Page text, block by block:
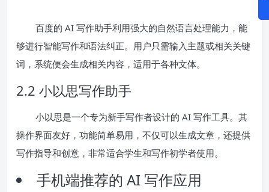
百度的 AI 写作助手利用强大的自然语言处理能力，能
够进行智能写作和语法纠正。用户只需输入主题或相关关键
词，系统便会生成相关内容，适用于各种文体。
2.2 小以思写作助手
小以思是一个专为新手写作者设计的 AI 写作工具。其
操作界面友好，功能简单易用，不仅可以生成文章，还提供
写作指导和创意，非常适合学生和写作初学者使用。
手机端推荐的 AI 写作应用